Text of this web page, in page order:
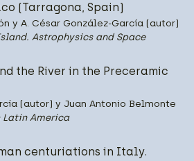
(Tarragona, Spain)
y A. César González-García (autor)
Astrophysics and Space
the River in the Preceramic
(autor) y Juan Antonio Belmonte
America
centuriations in Italy.